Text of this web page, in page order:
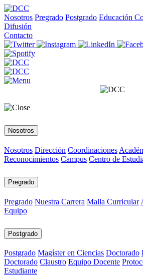
Nosotros Pregrado Postgrado Educación
Difusión
Contacto
Nosotros
Nosotros Dirección Coordinaciones
Reconocimientos Campus Centro de
Pregrado
Pregrado Nuestra Carrera Malla Curricular
Equipo
Postgrado
Postgrado Magíster en Ciencias Doctorado
Doctorado Claustro Equipo Docente
Estudiante